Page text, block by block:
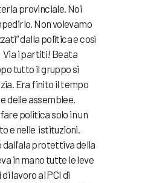
provinciale. Noi
Non volevamo
dalla politica e così
Via i partiti! Beata
tutto il gruppo si
Era finito il tempo
delle assemblee.
politica solo in un
e nelle istituzioni.
protettiva della
in mano tutte le leve
lavoro al PCI di